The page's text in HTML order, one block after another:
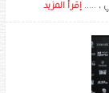
..... إقرأ المزيد